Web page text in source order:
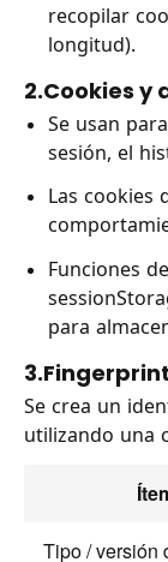
recopilar
longitud).
2.Cookies
Se usan
sesión, el
Las cookies
Funciones
para
Se crea un
utilizando una
Tipo / versión